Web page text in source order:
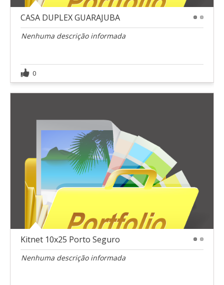
CASA DUPLEX GUARAJUBA
Nenhuma descrição informada
0
Kitnet 10x25 Porto Seguro
Nenhuma descrição informada